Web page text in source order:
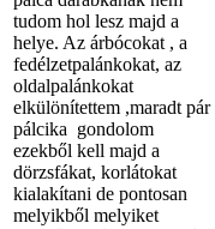
tudom hol lesz majd a
helye. Az árbócokat , a
fedélzetpalánkokat, az
oldalpalánkokat
elkülönítettem ,maradt pár
pálcika gondolom
ezekből kell majd a
dörzsfákat, korlátokat
kialakítani de pontosan
melyikből melyiket